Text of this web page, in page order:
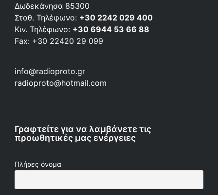
Δωδεκάνησα 85300
Σταθ. Τηλέφωνο: +30 2242 029 400
Κιν. Τηλέφωνο: +30 6944 53 66 88
Fax: +30 22420 29 099
info@radioproto.gr
radioproto@hotmail.com
Γραφτείτε για να λαμβάνετε τις
προωθητικές μας ενέργειες
Πλήρες όνομα